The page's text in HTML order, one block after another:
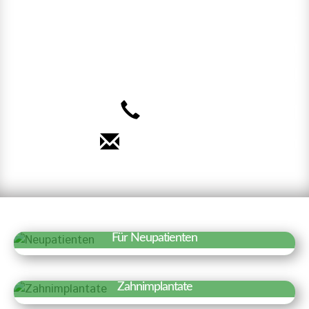
Für Neupatienten
Wir freuen uns über Ihr Interesse an
unserer Praxis. Auf einen Blick haben wir
Erfahren Sie mehr »
Zahnimplantate